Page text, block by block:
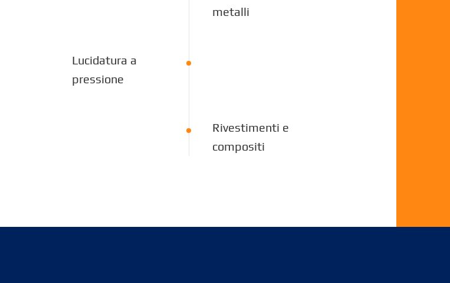
metalli
Lucidatura a
pressione
Rivestimenti e
compositi